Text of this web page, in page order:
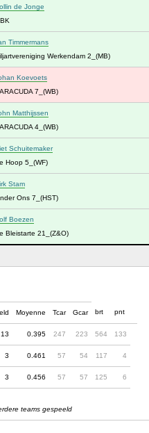
de Jonge
Timmermans
Werkendam 2_(MB)
Koevoets
7_(WB)
Matthijssen
4_(WB)
Schuitemaker
Hoop 5_(WF)
Stam
Ons 7_(HST)
Boezen
Bleistarte 21_(Z&O)
Moyenne Tcar Gcar brt pnt
13 0.395 247 223 564 133
3 0.461 57 54 117 4
3 0.456 57 57 125 6
teams gespeeld